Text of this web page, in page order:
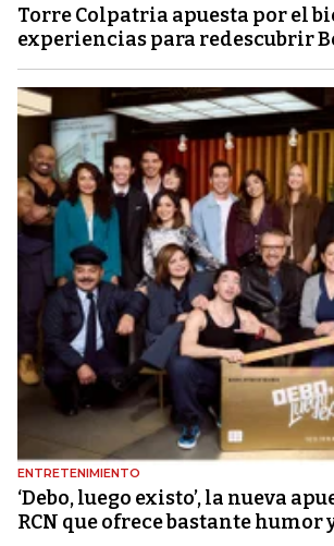
Torre Colpatria apuesta por el
experiencias para redescubrir
ENTRETENIMIENTO
‘Debo, luego existo’, la nueva
RCN que ofrece bastante humor